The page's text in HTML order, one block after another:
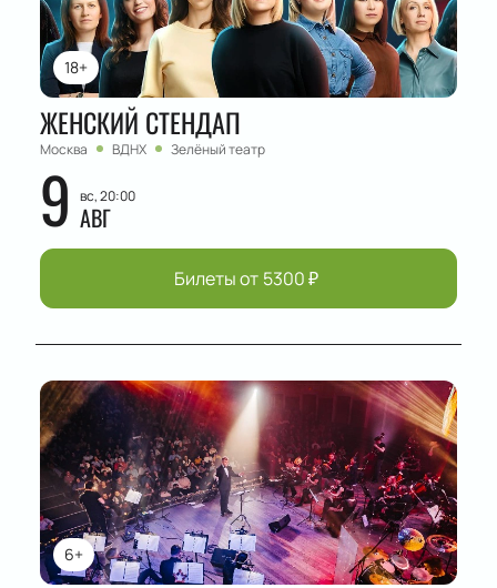
18+
ЖЕНСКИЙ СТЕНДАП
Москва ВДНХ Зелёный театр
9 вс, 20:00
АВГ
Билеты от 5300₽
6+